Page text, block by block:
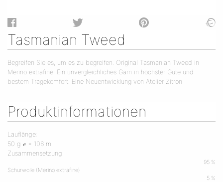
Tasmanian Tweed
Begreifen Sie es, um es zu begreifen. Original Tasmanian Tweed in
Merino extrafine. Ein unvergleichliches Garn in höchster Güte und
bestem Tragekomfort. Eine Neuentwicklung von Atelier Zitron
Produktinformationen
Lauflänge:
50 g ℯ = 106 m
Zusammensetzung:
95 %
Schurwolle (Merino extrafine)
5 %